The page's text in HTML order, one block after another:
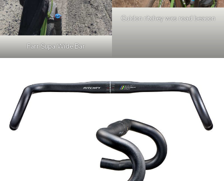
Farr Supa Wide Bar
Guidon ritchey wcs road beacon